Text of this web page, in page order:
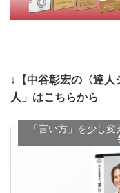
↓【中谷彰宏の〈達
人」はこちらから
「言い方」を少し